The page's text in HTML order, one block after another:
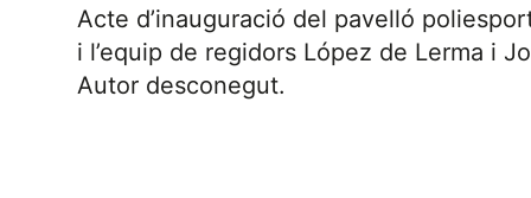
Acte d’inauguració del pavelló
i l’equip de regidors López de Lerma i
Autor desconegut.